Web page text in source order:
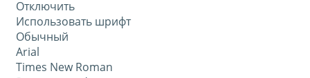
Отключить
Использовать шрифт
Обычный
Arial
Times New Roman